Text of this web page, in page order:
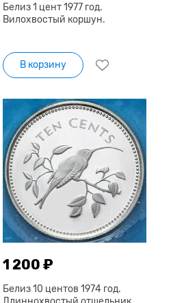
Белиз 1 цент 1977 год.
Вилохвостый коршун.
В корзину
1 200 ₽
Белиз 10 центов 1974 год.